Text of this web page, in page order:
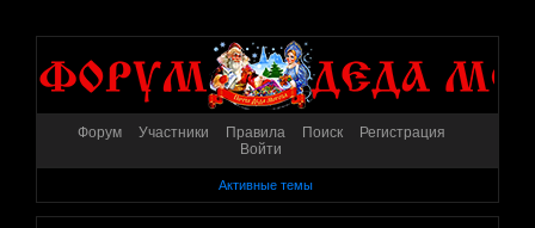
Форум Участники Правила Поиск
Регистрация
Войти
Активные темы